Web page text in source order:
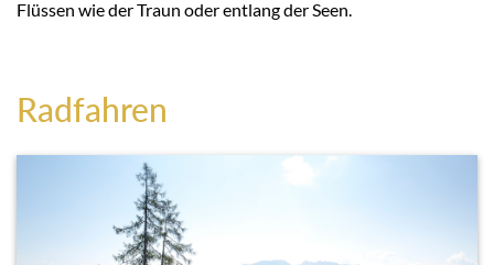
Flüssen wie der Traun oder entlang der Seen.
Radfahren